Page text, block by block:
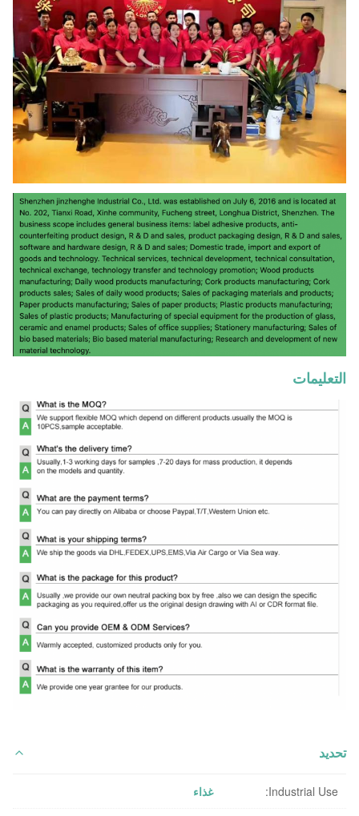
التعليمات
تحديد
Industrial Use: غذاء